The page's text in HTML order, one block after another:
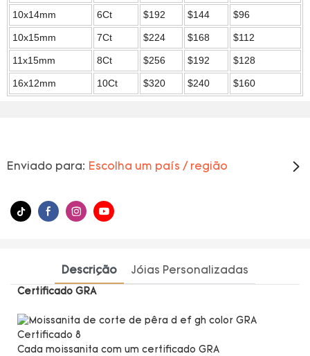
10x14mm 6Ct $192 $144 $96
10x15mm 7Ct $224 $168 $112
11x15mm 8Ct $256 $192 $128
16x12mm 10Ct $320 $240 $160
Enviado para: Escolha um país / região
Descrição Jóias Personalizadas
Certificado GRA
Cada moissanita com um certificado GRA